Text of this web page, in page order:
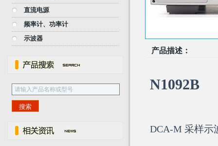
直流电源
频率计、功率计
示波器
产品描述：
N1092B
DCA-M 采样示